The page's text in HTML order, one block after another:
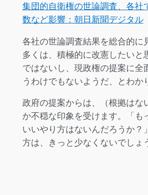
集団的自衛権の世論調査、各
数など影響：朝日新聞デジタル
各社の世論調査結果を総合的に
多くは、積極的に改憲したいと
ではないし、現政権の提案に全
うわけでもないようだ、とわか
政府の提案からは、（根拠はな
か不穏な印象を受けます。「も
いいやり方はないんだろうか？
方は、きっと少なくないでしょ